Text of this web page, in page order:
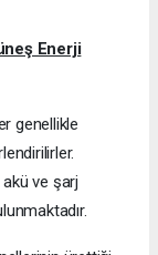
Enerji
genellikle
ve şarj